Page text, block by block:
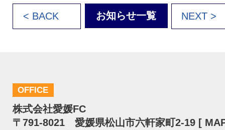
< BACK お知らせ一覧 NEXT >
OFFICE
株式会社愛媛FC
〒791-8021 愛媛県松山市六軒家町2-19 [